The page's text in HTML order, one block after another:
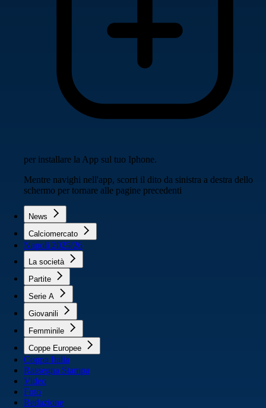
per installare la App sul tuo Iphone.
Mentre navighi nell'app, scorri il dito da sinistra a destra dello
schermo per tornare alle pagine precedenti
News
Calciomercato
Napoli 2025/26
La società
Partite
Serie A
Giovanili
Femminile
Coppe Europee
Coppa Italia
Rassegna Stampa
Video
Foto
Redazione